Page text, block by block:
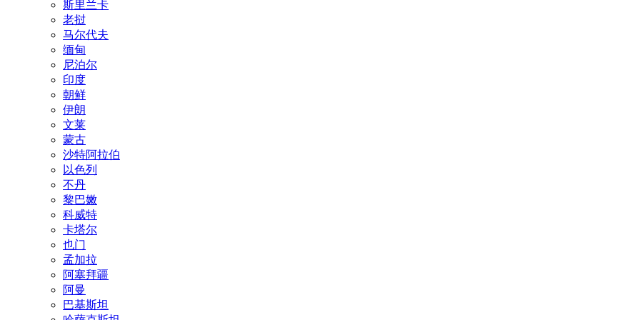
斯里兰卡
老挝
马尔代夫
缅甸
尼泊尔
印度
朝鲜
伊朗
文莱
蒙古
沙特阿拉伯
以色列
不丹
黎巴嫩
科威特
卡塔尔
也门
孟加拉
阿塞拜疆
阿曼
巴基斯坦